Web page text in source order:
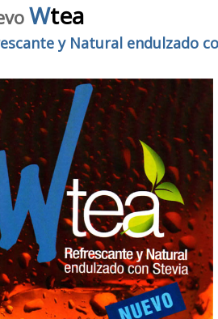
Wtea
y Natural endulzado